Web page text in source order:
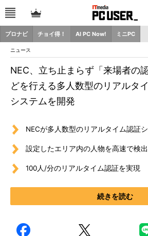
プロナビ チョイ得！ AI PC Now! ミニPC
ニュース
NEC、立ち止まらず「来場者の
どを行える多人数型のリアルタ
システムを開発
NECが多人数型のリアルタイム認証
設定したエリア内の人物を高速で検
100人/分のリアルタイム認証を実現
続きを読む